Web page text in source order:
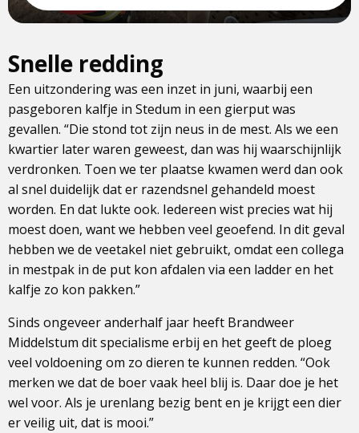
Snelle redding
Een uitzondering was een inzet in juni, waarbij een
pasgeboren kalfje in Stedum in een gierput was
gevallen. “Die stond tot zijn neus in de mest. Als we een
kwartier later waren geweest, dan was hij waarschijnlijk
verdronken. Toen we ter plaatse kwamen werd dan ook
al snel duidelijk dat er razendsnel gehandeld moest
worden. En dat lukte ook. Iedereen wist precies wat hij
moest doen, want we hebben veel geoefend. In dit geval
hebben we de veetakel niet gebruikt, omdat een collega
in mestpak in de put kon afdalen via een ladder en het
kalfje zo kon pakken.”
Sinds ongeveer anderhalf jaar heeft Brandweer
Middelstum dit specialisme erbij en het geeft de ploeg
veel voldoening om zo dieren te kunnen redden. “Ook
merken we dat de boer vaak heel blij is. Daar doe je het
wel voor. Als je urenlang bezig bent en je krijgt een dier
er veilig uit, dat is mooi.”